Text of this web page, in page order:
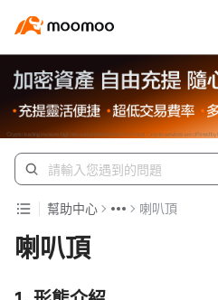
幫助中心 喇叭頂
喇叭頂